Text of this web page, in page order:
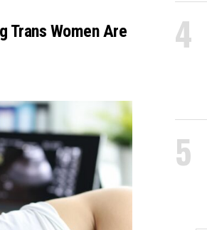
Trans Women Are